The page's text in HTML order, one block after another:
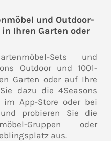
und Outdoor-
Ihren Garten oder
Sets und
Outdoor und 1001-
Garten oder auf Ihre
dazu die 4Seasons
im App-Store oder bei
probieren Sie die
Gruppen oder
aus.